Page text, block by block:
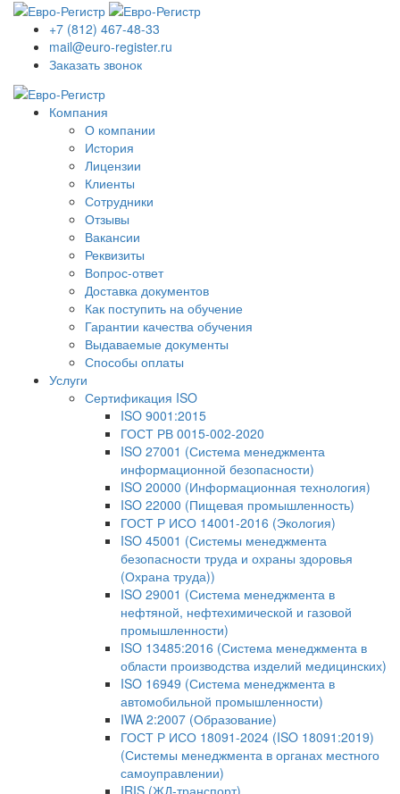
+7 (812) 467-48-33
mail@euro-register.ru
Заказать звонок
Компания
О компании
История
Лицензии
Клиенты
Сотрудники
Отзывы
Вакансии
Реквизиты
Вопрос-ответ
Доставка документов
Как поступить на обучение
Гарантии качества обучения
Выдаваемые документы
Способы оплаты
Услуги
Сертификация ISO
ISO 9001:2015
ГОСТ РВ 0015-002-2020
ISO 27001 (Система менеджмента
информационной безопасности)
ISO 20000 (Информационная технология)
ISO 22000 (Пищевая промышленность)
ГОСТ Р ИСО 14001-2016 (Экология)
ISO 45001 (Системы менеджмента
безопасности труда и охраны здоровья
(Охрана труда))
ISO 29001 (Система менеджмента в
нефтяной, нефтехимической и газовой
промышленности)
ISO 13485:2016 (Система менеджмента в
области производства изделий медицинских)
ISO 16949 (Система менеджмента в
автомобильной промышленности)
IWA 2:2007 (Образование)
ГОСТ Р ИСО 18091-2024 (ISO 18091:2019)
(Системы менеджмента в органах местного
самоуправлении)
IRIS (ЖД-транспорт)